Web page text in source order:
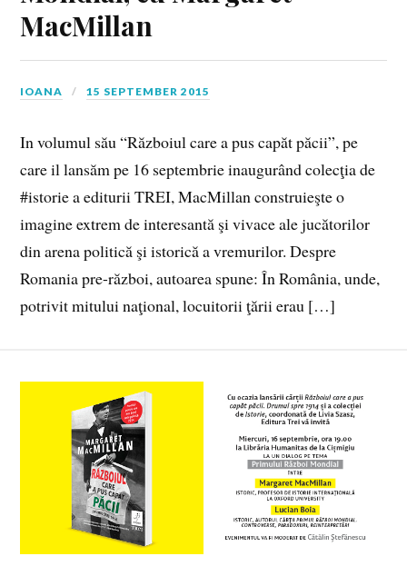
MacMillan
IOANA 15 SEPTEMBER 2015
In volumul său “Războiul care a pus capăt păcii”, pe
care il lansăm pe 16 septembrie inaugurând colecţia de
#istorie a editurii TREI, MacMillan construieşte o
imagine extrem de interesantă şi vivace ale jucătorilor
din arena politică şi istorică a vremurilor. Despre
Romania pre-război, autoarea spune: În România, unde,
potrivit mitului naţional, locuitorii ţării erau […]